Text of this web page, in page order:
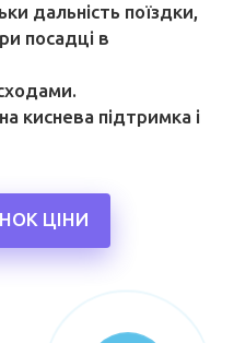
дальність поїздки,
посадці в
киснева підтримка і
ЦІНИ